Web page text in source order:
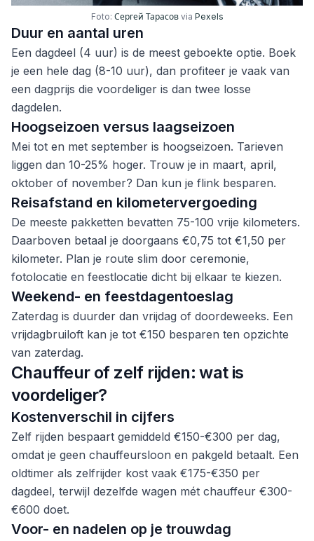
Foto: Сергей Тарасовvia Pexels
Duur en aantal uren
Een dagdeel (4 uur) is de meest geboekte optie. Boek
je een hele dag (8-10 uur), dan profiteer je vaak van
een dagprijs die voordeliger is dan twee losse
dagdelen.
Hoogseizoen versus laagseizoen
Mei tot en met september is hoogseizoen. Tarieven
liggen dan 10-25% hoger. Trouw je in maart, april,
oktober of november? Dan kun je flink besparen.
Reisafstand en kilometervergoeding
De meeste pakketten bevatten 75-100 vrije kilometers.
Daarboven betaal je doorgaans €0,75 tot €1,50 per
kilometer. Plan je route slim door ceremonie,
fotolocatie en feestlocatie dicht bij elkaar te kiezen.
Weekend- en feestdagentoeslag
Zaterdag is duurder dan vrijdag of doordeweeks. Een
vrijdagbruiloft kan je tot €150 besparen ten opzichte
van zaterdag.
Chauffeur of zelf rijden: wat is
voordeliger?
Kostenverschil in cijfers
Zelf rijden bespaart gemiddeld €150-€300 per dag,
omdat je geen chauffeursloon en pakgeld betaalt. Een
oldtimer als zelfrijder kost vaak €175-€350 per
dagdeel, terwijl dezelfde wagen mét chauffeur €300-
€600 doet.
Voor- en nadelen op je trouwdag